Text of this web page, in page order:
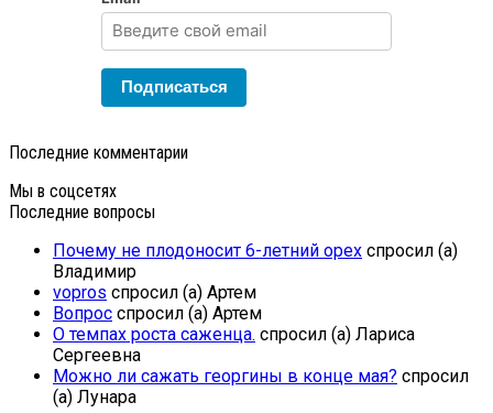
Подписаться
Последние комментарии
Мы в соцсетях
Последние вопросы
Почему не плодоносит 6-летний орех спросил (а)
Владимир
vopros спросил (а) Артем
Вопрос спросил (а) Артем
О темпах роста саженца. спросил (а) Лариса
Сергеевна
Можно ли сажать георгины в конце мая? спросил
(а) Лунара